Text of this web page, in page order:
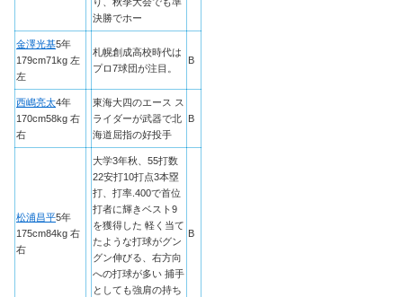
決勝でホー
金澤光基5年
179cm71kg 左
左
札幌創成高校時代は
プロ7球団が注目。
B
西嶋亮太4年
170cm58kg 右
右
東海大四のエース ス
ライダーが武器で北
海道屈指の好投手
B
松浦昌平5年
175cm84kg 右
右
大学3年秋、55打数
22安打10打点3本塁
打、打率.400で首位
打者に輝きベスト9
を獲得した 軽く当て
たような打球がグン
グン伸びる、右方向
への打球が多い 捕手
としても強肩の持ち
B